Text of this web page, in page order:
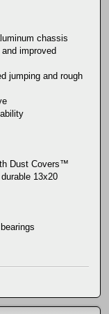
chassis
improved
jumping and rough
Dust Covers™
13x20